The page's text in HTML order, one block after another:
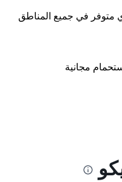
متوفر في جميع المناطق
مجانية